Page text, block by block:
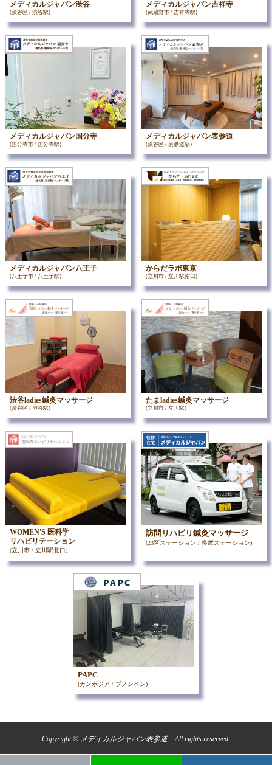
メディカルジャパン渋谷
(渋谷区 / 渋谷駅)
メディカルジャパン吉祥寺
(武蔵野市 / 吉祥寺駅)
メディカルジャパン国分寺
(国分寺市 / 国分寺駅)
メディカルジャパン表参道
(渋谷区 / 表参道駅)
メディカルジャパン八王子
(八王子市 / 八王子駅)
からだラボ東京
(立川市 / 立川駅南口)
渋谷ladies鍼灸マッサージ
(渋谷区 / 渋谷駅)
たまladies鍼灸マッサージ
(立川市 / 立川駅)
WOMEN'S 医科学
リハビリテーション
(立川市 / 立川駅北口)
訪問リハビリ鍼灸マッサージ
(23区ステーション / 多摩ステーション)
PAPC
(カンボジア / プノンペン)
Copyright © メディカルジャパン表参道 All rights reserved.